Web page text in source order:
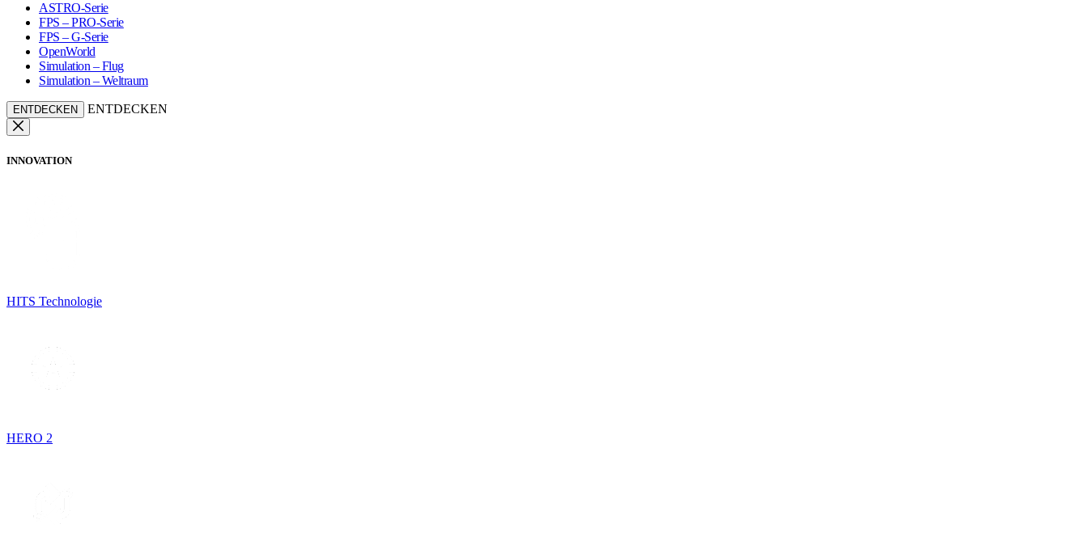
ASTRO-Serie
FPS – PRO-Serie
FPS – G-Serie
OpenWorld
Simulation – Flug
Simulation – Weltraum
ENTDECKEN ENTDECKEN
INNOVATION
HITS Technologie
HERO 2